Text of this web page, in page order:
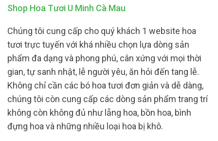
Shop Hoa Tươi U Minh Cà Mau
Chúng tôi cung cấp cho quý khách 1 website hoa
tươi trực tuyến với khá nhiều chọn lựa dòng sản
phẩm đa dạng và phong phú, cân xứng với mọi thời
gian, tự sanh nhật, lễ người yêu, ăn hỏi đến tang lễ.
Không chỉ cần các bó hoa tươi đơn giản và dễ dàng,
chúng tôi còn cung cấp các dòng sản phẩm trang trí
không còn không đủ như lẵng hoa, bồn hoa, bình
đựng hoa và những nhiều loại hoa bị khô.